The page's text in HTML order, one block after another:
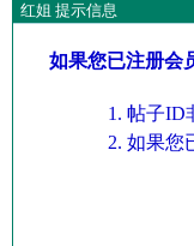
红姐 提示信息
如果您已注册会
帖子ID
如果您